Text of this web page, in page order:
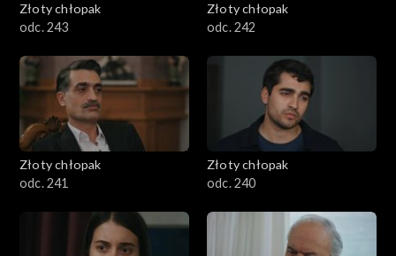
Złoty chłopak
odc. 243
Złoty chłopak
odc. 242
Złoty chłopak
odc. 241
Złoty chłopak
odc. 240